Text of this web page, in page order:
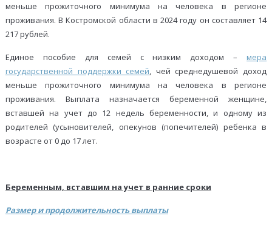
меньше прожиточного минимума на человека в регионе
проживания. В Костромской области в 2024 году он составляет 14
217 рублей.
Единое пособие для семей с низким доходом – мера
государственной поддержки семей, чей среднедушевой доход
меньше прожиточного минимума на человека в регионе
проживания. Выплата назначается беременной женщине,
вставшей на учет до 12 недель беременности, и одному из
родителей (усыновителей, опекунов (попечителей) ребенка в
возрасте от 0 до 17 лет.
Беременным, вставшим на учет в ранние сроки
Размер и продолжительность выплаты